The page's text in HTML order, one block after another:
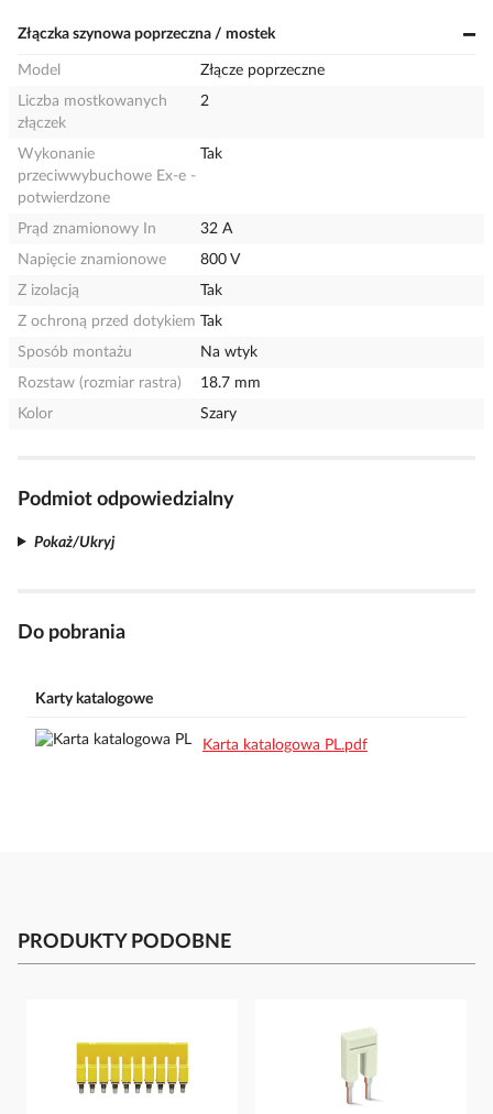
Złączka szynowa poprzeczna / mostek
Model
Złącze poprzeczne
Liczba mostkowanych
złączek
2
Wykonanie
przeciwwybuchowe Ex-e -
potwierdzone
Tak
Prąd znamionowy In
32 A
Napięcie znamionowe
800 V
Z izolacją
Tak
Z ochroną przed dotykiem Tak
Sposób montażu
Na wtyk
Rozstaw (rozmiar rastra)
18.7 mm
Kolor
Szary
Podmiot odpowiedzialny
Pokaż/Ukryj
Do pobrania
Karty katalogowe
Karta katalogowa PL.pdf
PRODUKTY PODOBNE